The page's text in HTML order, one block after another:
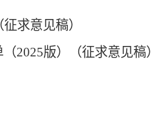
求意见稿）
2025版）（征求意见稿